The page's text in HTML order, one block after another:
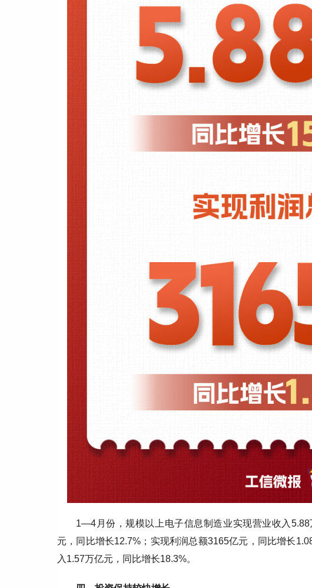
1—4月份，规模以上电子信息制造业实现营业收入
元，同比增长12.7%；实现利润总额3165亿元，同比增长
入1.57万亿元，同比增长18.3%。